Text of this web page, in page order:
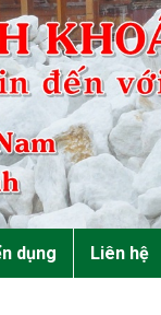
dụng Liên hệ